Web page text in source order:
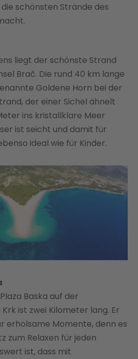
schönsten Strände des
liegt der schönste Strand
Brač. Die rund 40 km lange
Goldene Horn bei der
der einer Sichel ähnelt
ins kristallklare Meer
ist seicht und damit für
ideal wie für Kinder.
Baska auf der
ist zwei Kilometer lang. Er
erholsame Momente, denn es
zum Relaxen für jeden
ist, dass mit